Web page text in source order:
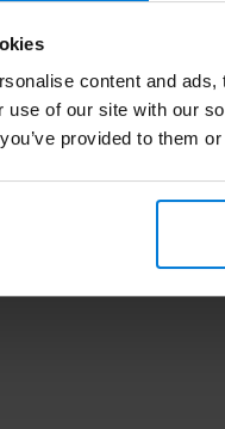
content and
use of our site with our
provided to them